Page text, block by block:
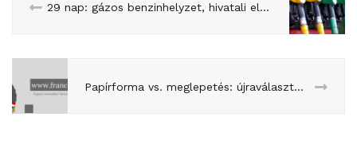
29 nap: gázos benzinhelyzet, hivatali előnnyel tálalva
Papírforma vs. meglepetés: újraválasztották Macront